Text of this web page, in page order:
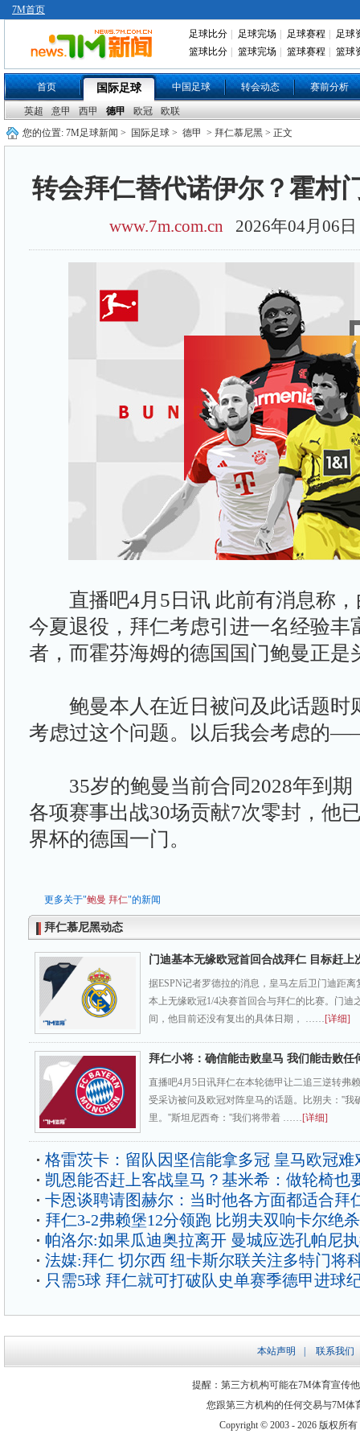
7M首页
足球比分 足球完场 足球赛程
足球
篮球比分
篮球完场 篮球赛程 篮球
首页 国际足球 中国足球 转会动态 赛前分析
英超 意甲 西甲 德甲 欧冠
欧联
您的位置: 7M足球新闻 > 国际足球 > 德甲 > 拜仁慕尼黑 > 正文
转会拜仁替代诺伊尔？霍村
www.7m.com.cn 2026年04月06
直播吧4月5日讯 此前有消息称，
今夏退役，拜仁考虑引进一名经验丰
者，而霍芬海姆的德国国门鲍曼正是
鲍曼本人在近日被问及此话题时
考虑过这个问题。以后我会考虑的
35岁的鲍曼当前合同2028年到期
各项赛事出战30场贡献7次零封，他
界杯的德国一门。
更多关于"鲍曼 拜仁"的新闻
拜仁慕尼黑动态
门迪基本无缘欧冠首回合战拜仁 目标赶上
据ESPN记者罗德拉的消息，皇马左后卫门迪距
本上无缘欧冠1/4决赛首回合与拜仁的比赛。门迪
间，他目前还没有复出的具体日期， ……[详细]
拜仁小将：确信能击败皇马 我们能击败任
直播吧4月5日讯拜仁在本轮德甲让二追三逆转弗
受采访被问及欧冠对阵皇马的话题。比朔夫：''我
里。''斯坦尼西奇：''我们将带着 ……[详细]
格雷茨卡：留队因坚信能拿多冠 皇马欧冠难
凯恩能否赶上客战皇马？基米希：做轮椅也
卡恩谈聘请图赫尔：当时他各方面都适合拜
拜仁3-2弗赖堡12分领跑 比朔夫双响卡尔绝杀
帕洛尔:如果瓜迪奥拉离开 曼城应选孔帕尼
法媒:拜仁 切尔西 纽卡斯尔联关注多特门将
只需5球 拜仁就可打破队史单赛季德甲进球
本站声明 联系我们
提醒：第三方机构可能在7M体育宣传
您跟第三方机构的任何交易与7M
Copyright © 2003 - 2026 版权所有